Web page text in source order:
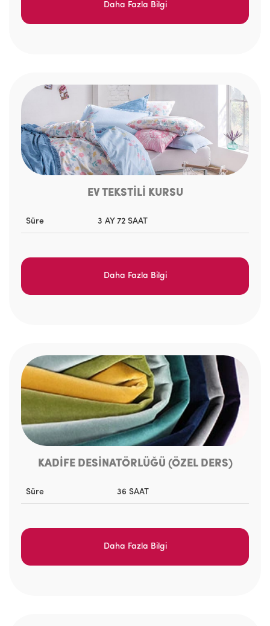
Daha Fazla Bilgi
EV TEKSTİLİ KURSU
Süre 3 AY 72 SAAT
Daha Fazla Bilgi
KADİFE DESİNATÖRLÜĞÜ (ÖZEL DERS)
Süre 36 SAAT
Daha Fazla Bilgi